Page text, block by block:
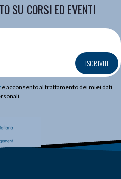
SU CORSI ED EVENTI
ISCRIVITI
e acconsento al trattamento dei miei dati